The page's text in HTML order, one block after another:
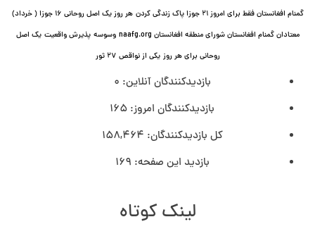
گمنام افغانستان فقط برای امروز ۲۱ جوزا پاک زندگی کردن
هر روز یک اصل روحانی ۱۶ جوزا ( خرداد)
معتادان گمنام افغانستان شورای منطقه افغانستان naafg.org
وسوسه پذيرش واقعیت یک اصل
روحانی برای هر روز یکی از نواقص ۲۷ ثور
بازدیدکنندگان آنلاین: 0
بازدیدکنندگان امروز: 165
کل بازدیدکنند‌گان: 158,464
بازدید این صفحه: 169
لینک کوتاه